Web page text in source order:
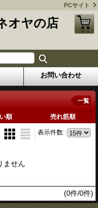
PCサイト
オヤの店
お問い合わせ
一覧
順 売れ筋順
表示件数:
ません
(0件/0件)